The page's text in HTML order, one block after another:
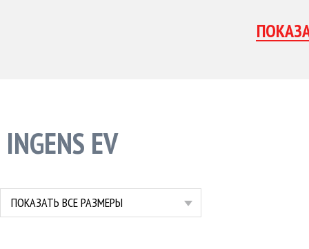
INGENS EV
ПОКАЗАТЬ ВСЕ РАЗМЕРЫ